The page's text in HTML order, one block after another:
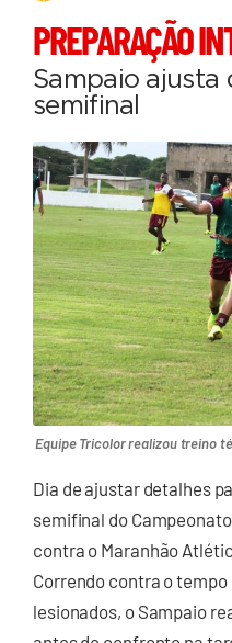
PREPARAÇÃO
Sampaio ajusta
semifinal
Equipe Tricolor realizou treino
Dia de ajustar detalhes
semifinal do
contra o Maranhão
Correndo contra o
lesionados, o Sampaio